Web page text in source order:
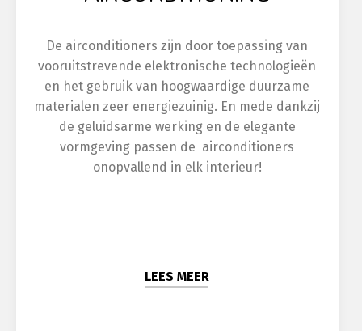
De airconditioners zijn door toepassing van
vooruitstrevende elektronische technologieën
en het gebruik van hoogwaardige duurzame
materialen zeer energiezuinig. En mede dankzij
de geluidsarme werking en de elegante
vormgeving passen de airconditioners
onopvallend in elk interieur!
LEES MEER